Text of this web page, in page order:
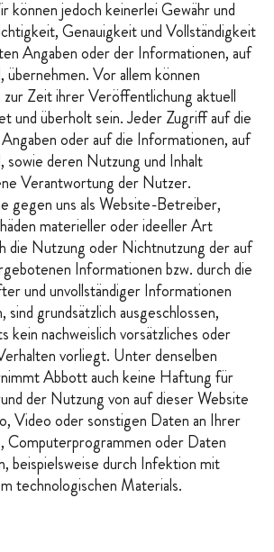
können jedoch keinerlei Gewähr und
Genauigkeit und Vollständigkeit
Angaben oder der Informationen, auf
übernehmen. Vor allem können
Zeit ihrer Veröffentlichung aktuell
und überholt sein. Jeder Zugriff auf die
oder auf die Informationen, auf
sowie deren Nutzung und Inhalt
Verantwortung der Nutzer.
gegen uns als Website-Betreiber,
materieller oder ideeller Art
die Nutzung oder Nichtnutzung der auf
Informationen bzw. durch die
und unvollständiger Informationen
grundsätzlich ausgeschlossen,
kein nachweislich vorsätzliches oder
vorliegt. Unter denselben
Abbott auch keine Haftung für
der Nutzung von auf dieser Website
Video oder sonstigen Daten an Ihrer
Computerprogrammen oder Daten
beispielsweise durch Infektion mit
technologischen Materials.